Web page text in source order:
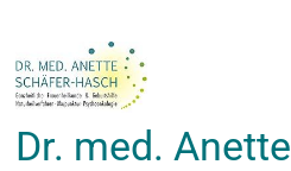
springen
Dr. med. Anette